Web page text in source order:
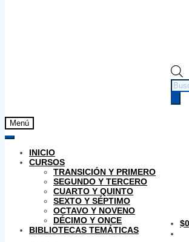
de
Menú
INICIO
CURSOS
TRANSICIÓN Y PRIMERO
SEGUNDO Y TERCERO
CUARTO Y QUINTO
SEXTO Y SÉPTIMO
OCTAVO Y NOVENO
DÉCIMO Y ONCE
BIBLIOTECAS TEMÁTICAS
$